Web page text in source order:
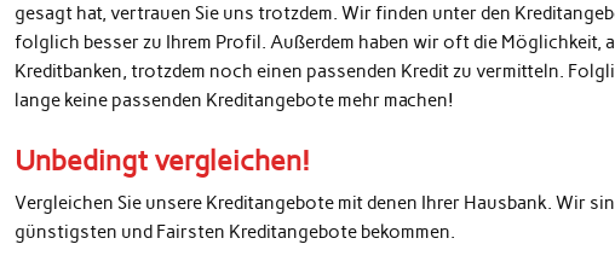
gesagt hat, vertrauen Sie uns trotzdem. Wir finden unter den
folglich besser zu Ihrem Profil. Außerdem haben wir oft die Möglichkeit,
Kreditbanken, trotzdem noch einen passenden Kredit zu vermitteln.
lange keine passenden Kreditangebote mehr machen!
Unbedingt vergleichen!
Vergleichen Sie unsere Kreditangebote mit denen Ihrer Hausbank. Wir
günstigsten und Fairsten Kreditangebote bekommen.